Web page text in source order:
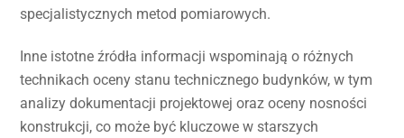
specjalistycznych metod pomiarowych.
Inne istotne źródła informacji wspominają o różnych
technikach oceny stanu technicznego budynków, w tym
analizy dokumentacji projektowej oraz oceny nosności
konstrukcji, co może być kluczowe w starszych